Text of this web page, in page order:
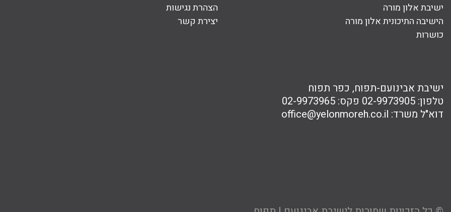
ישיבת אלון מורה
הישיבה התיכונית אלון מורה
כושרות
הצהרת נגישות
יצירת קשר
ישיבת אבינועם-תפוח, כפר תפוח
טלפון: 02-9973905 פקס: 02-9973965
דוא"ל משרד: office@yelonmoreh.co.il